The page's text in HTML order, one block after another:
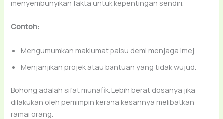
menyembunyikan fakta untuk kepentingan sendiri.
Contoh:
Mengumumkan maklumat palsu demi menjaga imej.
Menjanjikan projek atau bantuan yang tidak wujud.
Bohong adalah sifat munafik. Lebih berat dosanya jika
dilakukan oleh pemimpin kerana kesannya melibatkan
ramai orang.